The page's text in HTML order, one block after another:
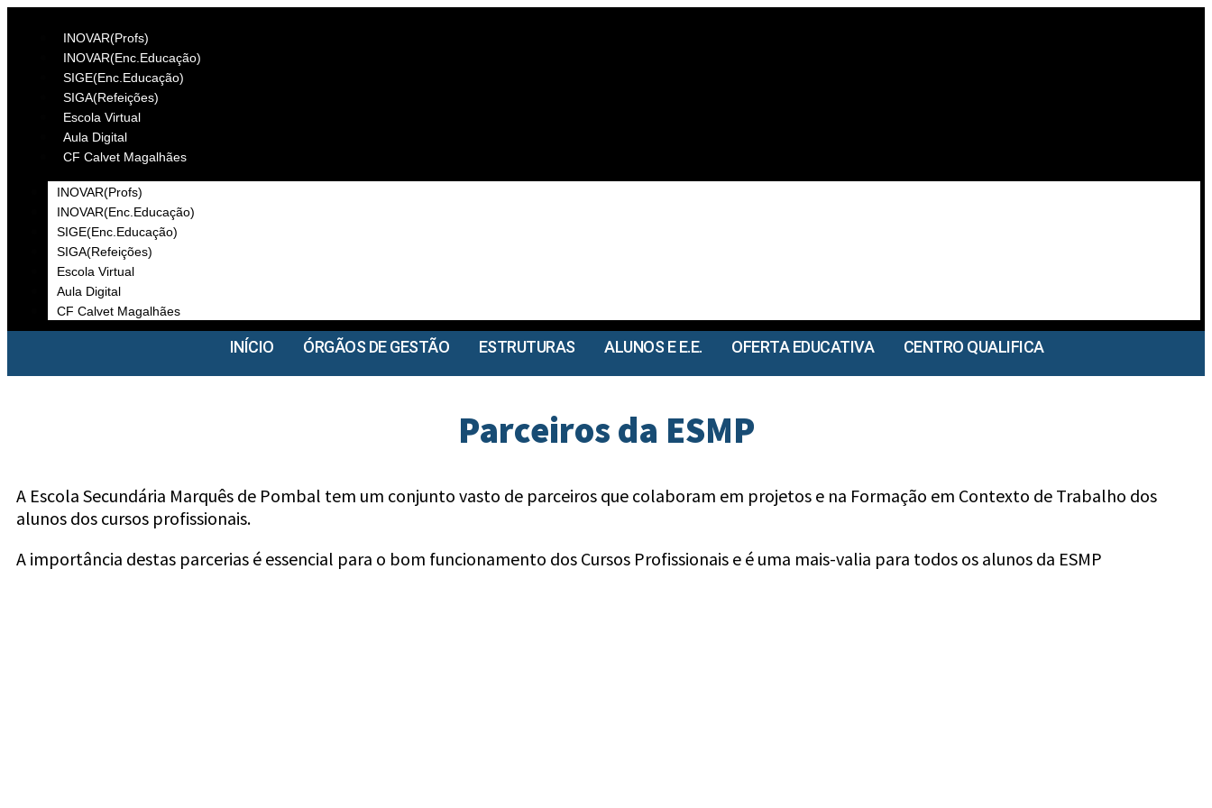
INOVAR(Profs)
INOVAR(Enc.Educação)
SIGE(Enc.Educação)
SIGA(Refeições)
Escola Virtual
Aula Digital
CF Calvet Magalhães
INOVAR(Profs)
INOVAR(Enc.Educação)
SIGE(Enc.Educação)
SIGA(Refeições)
Escola Virtual
Aula Digital
CF Calvet Magalhães
INÍCIO ÓRGÃOS DE GESTÃO ESTRUTURAS ALUNOS E E.E. OFERTA EDUCATIVA CENTRO QUALIFICA
Parceiros da ESMP
A Escola Secundária Marquês de Pombal tem um conjunto vasto de parceiros que colaboram em projetos e na Formação em Contexto de Trabalho dos
alunos dos cursos profissionais.
A importância destas parcerias é essencial para o bom funcionamento dos Cursos Profissionais e é uma mais-valia para todos os alunos da ESMP